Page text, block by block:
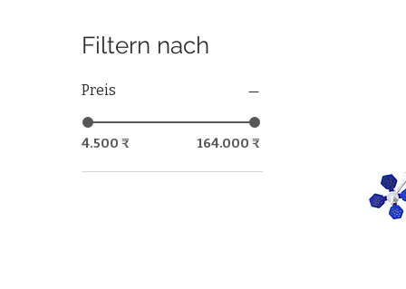
Filtern nach
Preis
4.500 ₹ 164.000 ₹